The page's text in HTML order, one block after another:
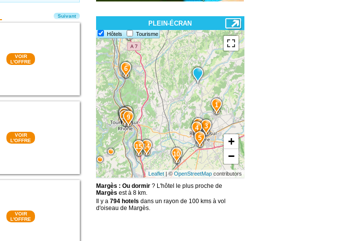
VOIR
L'OFFRE
VOIR
L'OFFRE
VOIR
L'OFFRE
Suivant
PLEIN-ÉCRAN
Hôtels Tourisme
1514
13
12
11
10
9
8
7
6
5
4 3
2
1
+
−
Leaflet | ©OpenStreetMap contributors
Margès : Ou dormir? L'hôtel le plus proche de
Margès est à 8 km.
Il y a 794 hotels dans un rayon de 100 kms à vol
d'oiseau de Margès.